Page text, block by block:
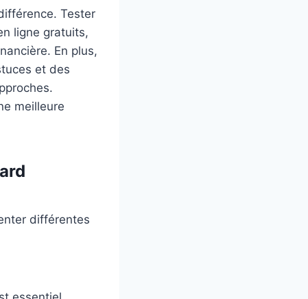
Tester
ligne gratuits,
En plus,
et des
meilleure
différentes